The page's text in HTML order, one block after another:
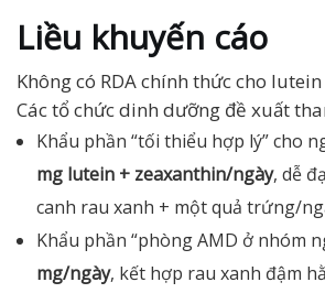
Liều khuyến cáo
Không có RDA chính thức cho
Các tổ chức dinh dưỡng đề xuất
Khẩu phần “tối thiểu hợp lý” cho
mg lutein + zeaxanthin/ngày, dễ
canh rau xanh + một quả trứng/
Khẩu phần “phòng AMD ở nhóm
mg/ngày, kết hợp rau xanh đậm